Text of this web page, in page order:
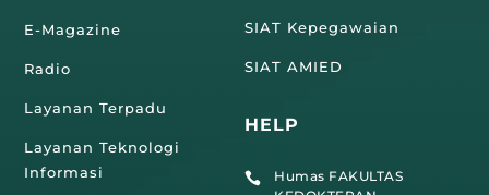
E-Magazine
Radio
Layanan Terpadu
Layanan Teknologi
Informasi
SIAT Kepegawaian
SIAT AMIED
HELP

Humas FAKULTAS